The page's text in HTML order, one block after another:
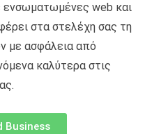
ενσωματωμένες web και
στα στελέχη σας τη
με ασφάλεια από
καλύτερα στις
Business